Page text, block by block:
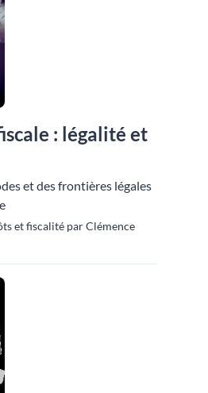
: légalité et
et des frontières légales
et fiscalité par Clémence